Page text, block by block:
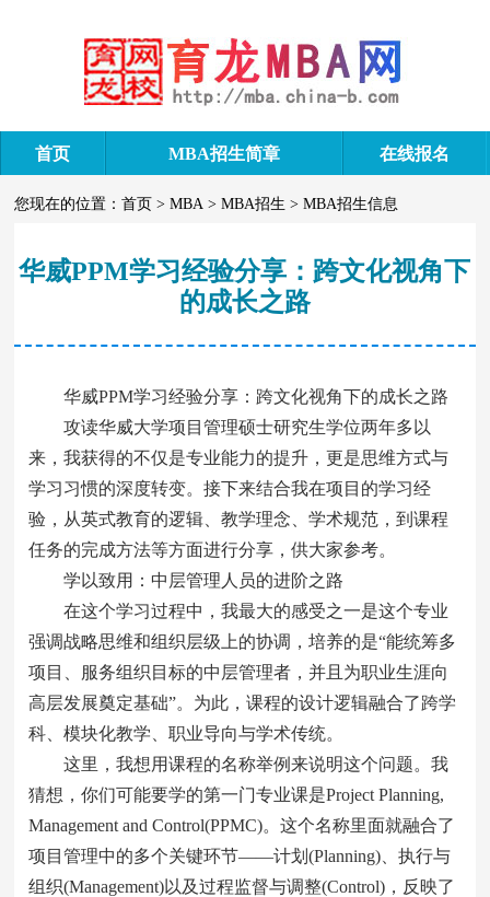
首页 MBA招生简章 在线报名
您现在的位置：首页 >MBA >MBA招生 >MBA招生信息
华威PPM学习经验分享：跨文化视角下
的成长之路
华威PPM学习经验分享：跨文化视角下的成长之路
攻读华威大学项目管理硕士研究生学位两年多以
来，我获得的不仅是专业能力的提升，更是思维方式与
学习习惯的深度转变。接下来结合我在项目的学习经
验，从英式教育的逻辑、教学理念、学术规范，到课程
任务的完成方法等方面进行分享，供大家参考。
学以致用：中层管理人员的进阶之路
在这个学习过程中，我最大的感受之一是这个专业
强调战略思维和组织层级上的协调，培养的是“能统筹多
项目、服务组织目标的中层管理者，并且为职业生涯向
高层发展奠定基础”。为此，课程的设计逻辑融合了跨学
科、模块化教学、职业导向与学术传统。
这里，我想用课程的名称举例来说明这个问题。我
猜想，你们可能要学的第一门专业课是Project Planning,
Management and Control(PPMC)。这个名称里面就融合了
项目管理中的多个关键环节——计划(Planning)、执行与
组织(Management)以及过程监督与调整(Control)，反映了